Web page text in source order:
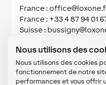
Nous utilisons des
Nous utilisons des cookies
fonctionnement de notre
performances et vous offrir
France :
France : +33 4 87 94 01
Suisse :
Login